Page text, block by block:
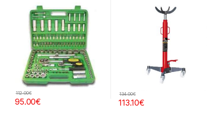
95.00€
112.00€
113.10€
134.00€